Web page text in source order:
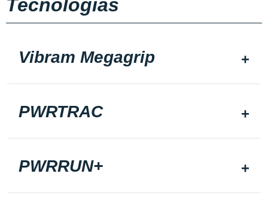
Tecnologias
Vibram Megagrip
PWRTRAC
PWRRUN+